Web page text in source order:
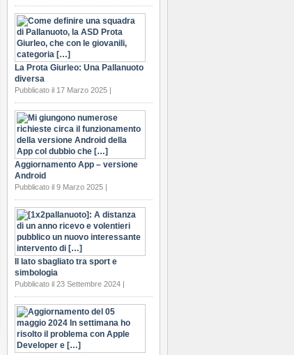
La Prota Giurleo: Una Pallanuoto
diversa
Pubblicato il 17 Marzo 2025 |
Aggiornamento App – versione
Android
Pubblicato il 9 Marzo 2025 |
Il lato sbagliato tra sport e
simbologia
Pubblicato il 23 Settembre 2024 |